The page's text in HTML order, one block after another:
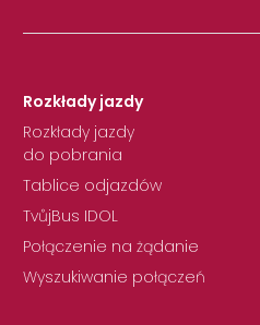
Rozkłady jazdy
Rozkłady jazdy
do pobrania
Tablice odjazdów
TvůjBus IDOL
Połączenie na żądanie
Wyszukiwanie połączeń